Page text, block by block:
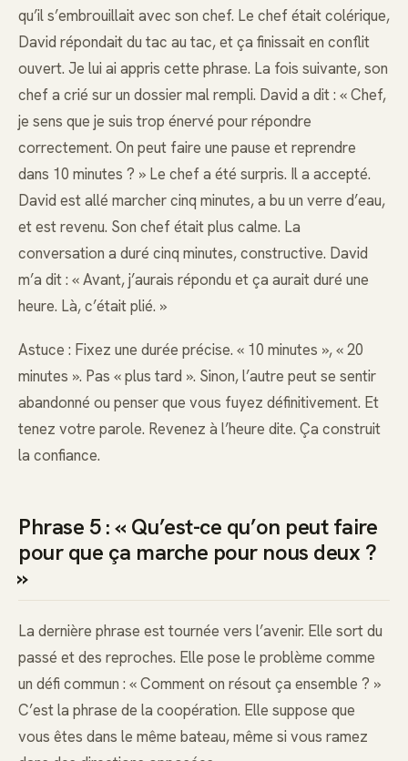
qu’il s’embrouillait avec son chef. Le chef était colérique,
David répondait du tac au tac, et ça finissait en conflit
ouvert. Je lui ai appris cette phrase. La fois suivante, son
chef a crié sur un dossier mal rempli. David a dit : « Chef,
je sens que je suis trop énervé pour répondre
correctement. On peut faire une pause et reprendre
dans 10 minutes ? » Le chef a été surpris. Il a accepté.
David est allé marcher cinq minutes, a bu un verre d’eau,
et est revenu. Son chef était plus calme. La
conversation a duré cinq minutes, constructive. David
m’a dit : « Avant, j’aurais répondu et ça aurait duré une
heure. Là, c’était plié. »
Astuce : Fixez une durée précise. « 10 minutes », « 20
minutes ». Pas « plus tard ». Sinon, l’autre peut se sentir
abandonné ou penser que vous fuyez définitivement. Et
tenez votre parole. Revenez à l’heure dite. Ça construit
la confiance.
Phrase 5 : « Qu’est-ce qu’on peut faire
pour que ça marche pour nous deux ?
»
La dernière phrase est tournée vers l’avenir. Elle sort du
passé et des reproches. Elle pose le problème comme
un défi commun : « Comment on résout ça ensemble ? »
C’est la phrase de la coopération. Elle suppose que
vous êtes dans le même bateau, même si vous ramez